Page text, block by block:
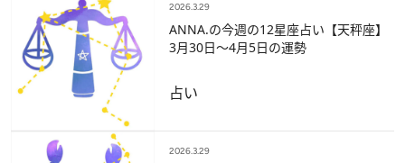
2026.3.29
ANNA.の今週の12星座占い【天秤座】
3月30日～4月5日の運勢
占い
2026.3.29